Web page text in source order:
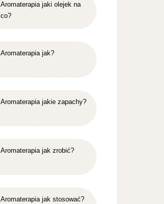
Aromaterapia jaki olejek na
co?
Aromaterapia jak?
Aromaterapia jakie zapachy?
Aromaterapia jak zrobić?
Aromaterapia jak stosować?